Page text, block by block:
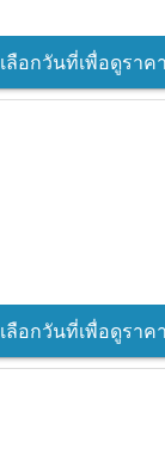
เลือกวันที่เพื่อดูราคา
เลือกวันที่เพื่อดูราคา